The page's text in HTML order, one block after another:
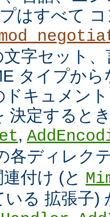
はすべて
文字セット
タイプか
ドキュメン
決定すると
,
各ディレク
付け (と
いる 拡張子)